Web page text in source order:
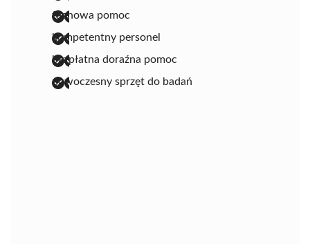
fachowa pomoc
kompetentny personel
bezpłatna doraźna pomoc
nowoczesny sprzęt do badań